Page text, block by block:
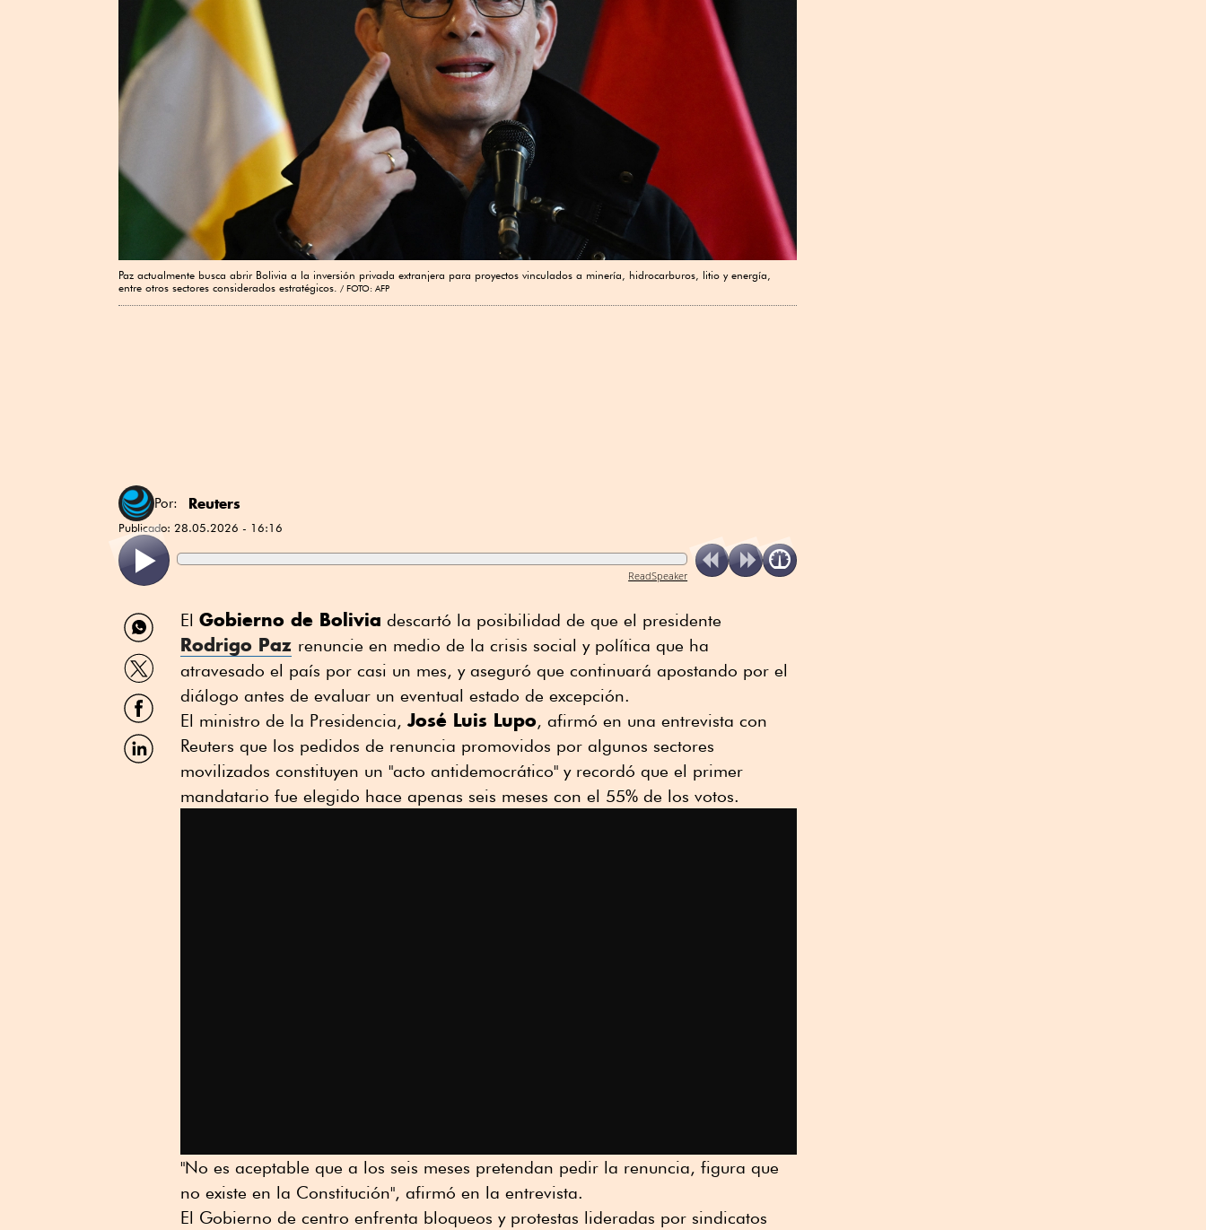
Paz actualmente busca abrir Bolivia a la ⁠inversión privada extranjera para proyectos vinculados a minería, hidrocarburos, litio y energía,
entre otros ​sectores considerados estratégicos.
FOTO: AFP
Por: Reuters
Publicado: 28.05.2026 - 16:16
ReadSpeaker
Compartir
por
WhatsApp
Compartir
por
Twitter
Compartir
por
Facebook
Compartir
por
El Gobierno de Bolivia descartó la posibilidad de que el presidente
Rodrigo Paz renuncie ⁠en medio de la crisis social y política que ha
atravesado el país por casi un mes, y aseguró que continuará apostando por el
diálogo antes de evaluar un eventual estado de excepción.
El ministro de la ⁠Presidencia, José Luis Lupo, afirmó en ⁠una entrevista con
Reuters que los pedidos de renuncia promovidos por algunos sectores
movilizados constituyen un "acto antidemocrático" y recordó que el primer
mandatario fue elegido hace apenas seis meses con el 55% de los votos.
"No es aceptable que a los seis meses pretendan pedir la renuncia, figura que
no existe en la Constitución", afirmó en la entrevista.
El Gobierno de centro enfrenta bloqueos y protestas lideradas por sindicatos